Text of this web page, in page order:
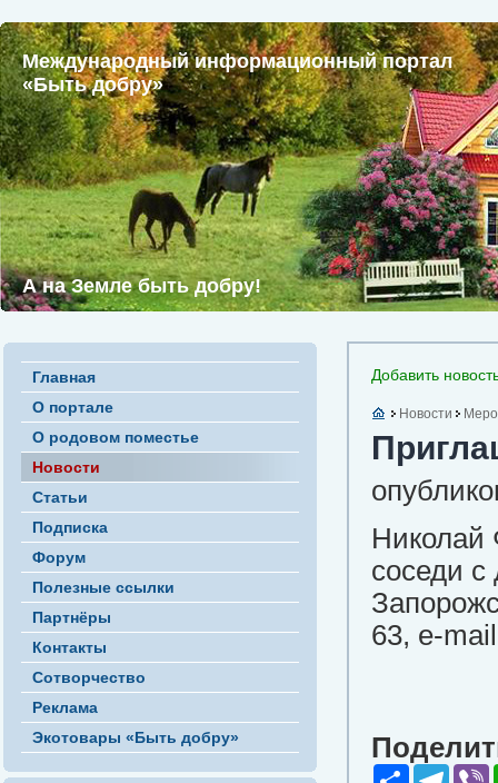
Международный информационный портал
«Быть добру»
А на Земле быть добру!
Главная
О портале
О родовом поместье
Новости
Статьи
Подписка
Форум
Полезные ссылки
Партнёры
Контакты
Сотворчество
Реклама
Экотовары «Быть добру»
Добавить
Новости
Николай
соседи
63, e-
Share